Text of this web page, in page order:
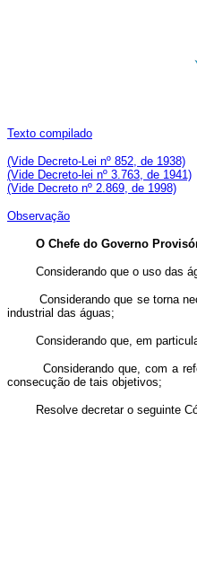
Texto compilado
(Vide Decreto-Lei nº 852, de 1938)
(Vide Decreto-lei nº 3.763, de 1941)
(Vide Decreto nº 2.869, de 1998)
Observação
O Chefe do Governo
Considerando que o uso das
Considerando que se torna
industrial das águas;
Considerando que, em
Considerando que, com a
consecução de tais objetivos;
Resolve decretar o seguinte